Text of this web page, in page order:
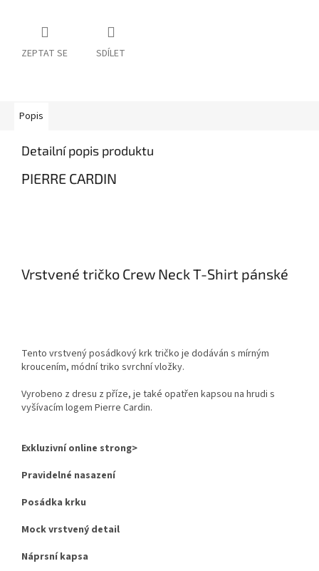
ZEPTAT SE SDÍLET
Popis
Detailní popis produktu
PIERRE CARDIN
Vrstvené tričko Crew Neck T-Shirt pánské
Tento vrstvený posádkový krk tričko je dodáván s mírným
kroucením, módní triko svrchní vložky.
Vyrobeno z dresu z příze, je také opatřen kapsou na hrudi s
vyšívacím logem Pierre Cardin.
Exkluzivní online strong>
Pravidelné nasazení
Posádka krku
Mock vrstvený detail
Náprsní kapsa